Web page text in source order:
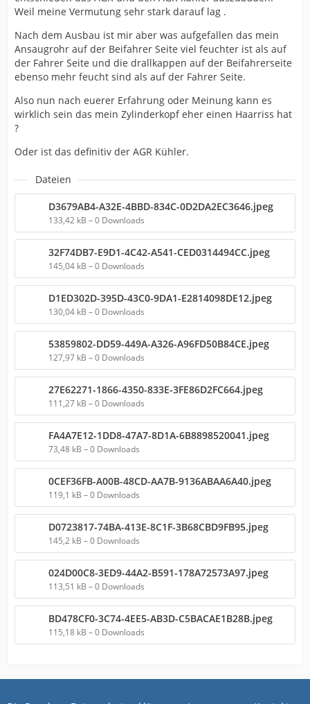
Weil meine Vermutung sehr stark darauf lag .
Nach dem Ausbau ist mir aber was aufgefallen das mein
Ansaugrohr auf der Beifahrer Seite viel feuchter ist als auf
der Fahrer Seite und die drallkappen auf der Beifahrerseite
ebenso mehr feucht sind als auf der Fahrer Seite.
Also nun nach euerer Erfahrung oder Meinung kann es
wirklich sein das mein Zylinderkopf eher einen Haarriss hat
?
Oder ist das definitiv der AGR Kühler.
Dateien
D3679AB4-A32E-4BBD-834C-0D2DA2EC3646.jpeg
133,42 kB – 0 Downloads
32F74DB7-E9D1-4C42-A541-CED0314494CC.jpeg
145,04 kB – 0 Downloads
D1ED302D-395D-43C0-9DA1-E2814098DE12.jpeg
130,04 kB – 0 Downloads
53859802-DD59-449A-A326-A96FD50B84CE.jpeg
127,97 kB – 0 Downloads
27E62271-1866-4350-833E-3FE86D2FC664.jpeg
111,27 kB – 0 Downloads
FA4A7E12-1DD8-47A7-8D1A-6B8898520041.jpeg
73,48 kB – 0 Downloads
0CEF36FB-A00B-48CD-AA7B-9136ABAA6A40.jpeg
119,1 kB – 0 Downloads
D0723817-74BA-413E-8C1F-3B68CBD9FB95.jpeg
145,2 kB – 0 Downloads
024D00C8-3ED9-44A2-B591-178A72573A97.jpeg
113,51 kB – 0 Downloads
BD478CF0-3C74-4EE5-AB3D-C5BACAE1B28B.jpeg
115,18 kB – 0 Downloads